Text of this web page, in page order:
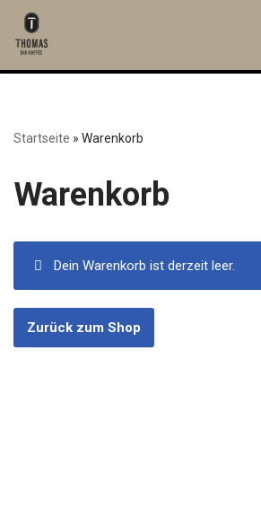
Zum
Inhalt
Startseite » Warenkorb
Warenkorb
Dein Warenkorb ist derzeit leer.
Zurück zum Shop